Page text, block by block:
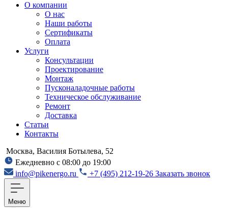
О компании
О нас
Наши работы
Сертификаты
Оплата
Услуги
Консультации
Проектирование
Монтаж
Пусконаладочные работы
Техническое обслуживание
Ремонт
Доставка
Статьи
Контакты
Москва, Василия Ботылева, 52
Ежедневно с 08:00 до 19:00
info@pikenergo.ru
+7 (495) 212-19-26 Заказать звонок
Меню